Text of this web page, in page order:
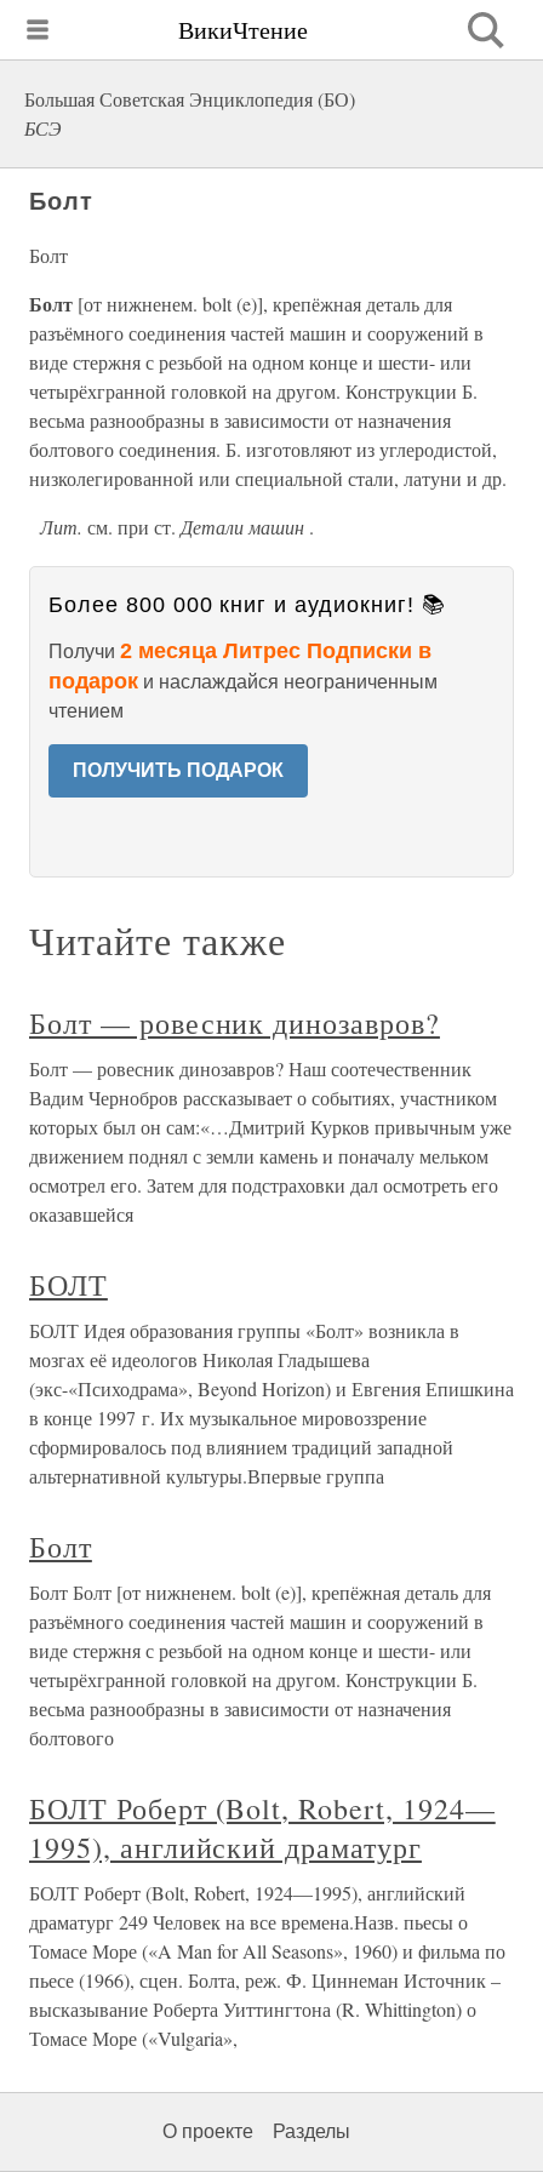
ВикиЧтение
Большая Советская Энциклопедия (БО)
БСЭ
Болт
Болт
Болт [от нижненем. bolt (e)], крепёжная деталь для
разъёмного соединения частей машин и сооружений в
виде стержня с резьбой на одном конце и шести- или
четырёхгранной головкой на другом. Конструкции Б.
весьма разнообразны в зависимости от назначения
болтового соединения. Б. изготовляют из углеродистой,
низколегированной или специальной стали, латуни и др.
Лит. см. при ст. Детали машин .
Более 800 000 книг и аудиокниг! 📚
Получи 2 месяца Литрес Подписки в
подарок и наслаждайся неограниченным
чтением
ПОЛУЧИТЬ ПОДАРОК
Читайте также
Болт — ровесник динозавров?
Болт — ровесник динозавров? Наш соотечественник
Вадим Чернобров рассказывает о событиях, участником
которых был он сам:«…Дмитрий Курков привычным уже
движением поднял с земли камень и поначалу мельком
осмотрел его. Затем для подстраховки дал осмотреть его
оказавшейся
БОЛТ
БОЛТ Идея образования группы «Болт» возникла в
мозгах её идеологов Николая Гладышева
(экс-«Психодрама», Beyond Horizon) и Евгения Епишкина
в конце 1997 г. Их музыкальное мировоззрение
сформировалось под влиянием традиций западной
альтернативной культуры.Впервые группа
Болт
Болт Болт [от нижненем. bolt (e)], крепёжная деталь для
разъёмного соединения частей машин и сооружений в
виде стержня с резьбой на одном конце и шести- или
четырёхгранной головкой на другом. Конструкции Б.
весьма разнообразны в зависимости от назначения
болтового
БОЛТ Роберт (Bolt, Robert, 1924—
1995), английский драматург
БОЛТ Роберт (Bolt, Robert, 1924—1995), английский
драматург 249 Человек на все времена.Назв. пьесы о
Томасе Море («A Man for All Seasons», 1960) и фильма по
пьесе (1966), сцен. Болта, реж. Ф. Циннеман Источник –
высказывание Роберта Уиттингтона (R. Whittington) о
Томасе Море («Vulgaria»,
О проекте Разделы